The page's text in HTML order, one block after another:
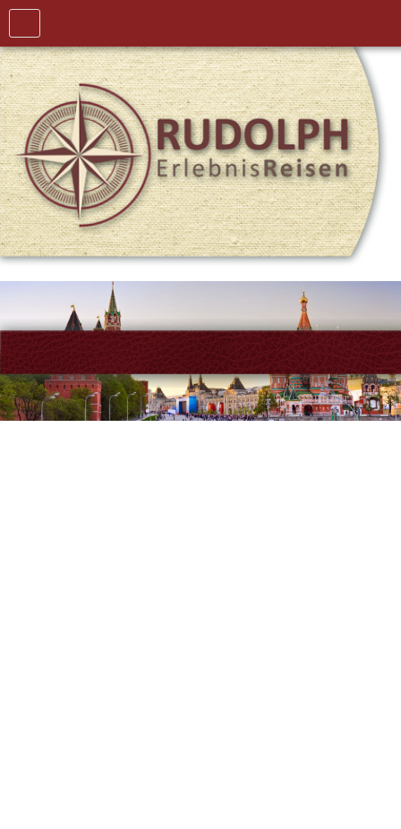
Thailand &
Asien
Transsibirische
Eisenbahn
Baltikum &
Russland
Reiseanfrage
Rückrufservice